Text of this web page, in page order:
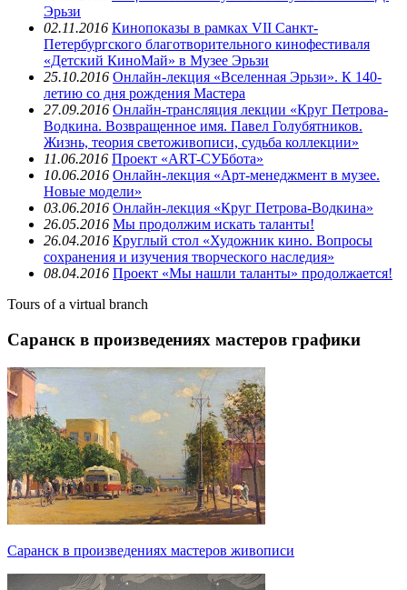
Эрьзи
02.11.2016 Кинопоказы в рамках VII Санкт-
Петербургского благотворительного кинофестиваля
«Детский КиноМай» в Музее Эрьзи
25.10.2016 Онлайн-лекция «Вселенная Эрьзи». К 140-
летию со дня рождения Мастера
27.09.2016 Онлайн-трансляция лекции «Круг Петрова-
Водкина. Возвращенное имя. Павел Голубятников.
Жизнь, теория светоживописи, судьба коллекции»
11.06.2016 Проект «ART-СУБбота»
10.06.2016 Онлайн-лекция «Арт-менеджмент в музее.
Новые модели»
03.06.2016 Онлайн-лекция «Круг Петрова-Водкина»
26.05.2016 Мы продолжим искать таланты!
26.04.2016 Круглый стол «Художник кино. Вопросы
сохранения и изучения творческого наследия»
08.04.2016 Проект «Мы нашли таланты» продолжается!
Tours of a virtual branch
Саранск в произведениях мастеров графики
Саранск в произведениях мастеров живописи